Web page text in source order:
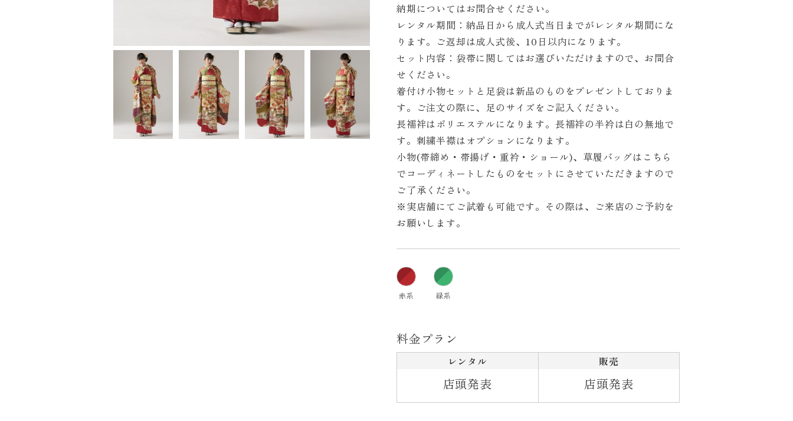
納期についてはお問合せください。
レンタル期間：納品日から成人式当日までがレンタル期間にな
ります。ご返却は成人式後、10日以内になります。
セット内容：袋帯に関してはお選びいただけますので、お問合
せください。
着付け小物セットと足袋は新品のものをプレゼントしておりま
す。ご注文の際に、足のサイズをご記入ください。
長襦袢はポリエステルになります。長襦袢の半衿は白の無地で
す。刺繍半襟はオプションになります。
小物(帯締め・帯揚げ・重衿・ショール)、草履バッグはこちら
でコーディネートしたものをセットにさせていただきますので
ご了承ください。
※実店舗にてご試着も可能です。その際は、ご来店のご予約を
お願いします。
赤系 緑系
料金プラン
レンタル
店頭発表
販売
店頭発表